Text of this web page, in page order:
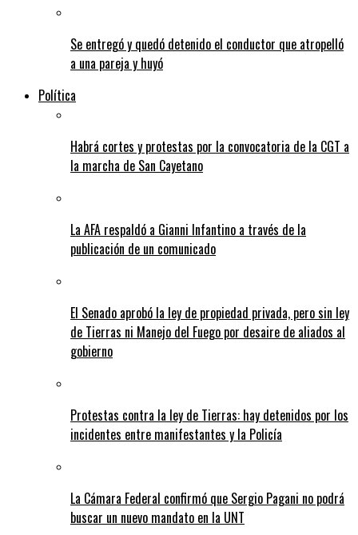
Se entregó y quedó detenido el conductor que atropelló
a una pareja y huyó
Política
Habrá cortes y protestas por la convocatoria de la CGT a
la marcha de San Cayetano
La AFA respaldó a Gianni Infantino a través de la
publicación de un comunicado
El Senado aprobó la ley de propiedad privada, pero sin ley
de Tierras ni Manejo del Fuego por desaire de aliados al
gobierno
Protestas contra la ley de Tierras: hay detenidos por los
incidentes entre manifestantes y la Policía
La Cámara Federal confirmó que Sergio Pagani no podrá
buscar un nuevo mandato en la UNT